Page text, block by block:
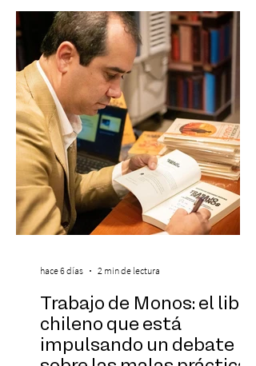
Under 21 por tercer año consecutivo,
formando parte una vez más de la
selección anual de la publicación que
destaca a los artistas menores de 21 años
más influyentes de la industria musical.
Este reconocimiento reaf
Trabajo de Monos: el libro
chileno que está
impulsando un debate
hace 6 días 2 min de lectura